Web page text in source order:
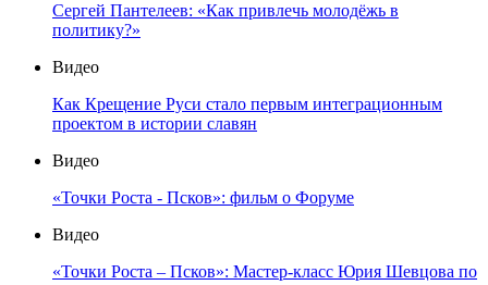
Сергей Пантелеев: «Как привлечь молодёжь в
политику?»
Видео
Как Крещение Руси стало первым интеграционным
проектом в истории славян
Видео
«Точки Роста - Псков»: фильм о Форуме
Видео
«Точки Роста – Псков»: Мастер-класс Юрия Шевцова по